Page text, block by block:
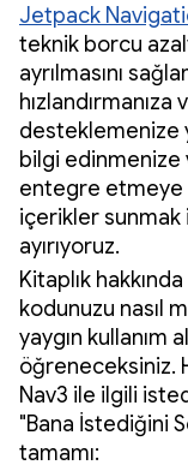
Jetpack
teknik borcu
ayrılmasını
desteklemenize
bilgi edinmenize
entegre etmeye
içerikler sunmak
ayırıyoruz.
Kitaplık
kodunuzu nasıl
yaygın kullanım
öğreneceksiniz.
Nav3 ile ilgili
"Bana İstediğini
tamamı: